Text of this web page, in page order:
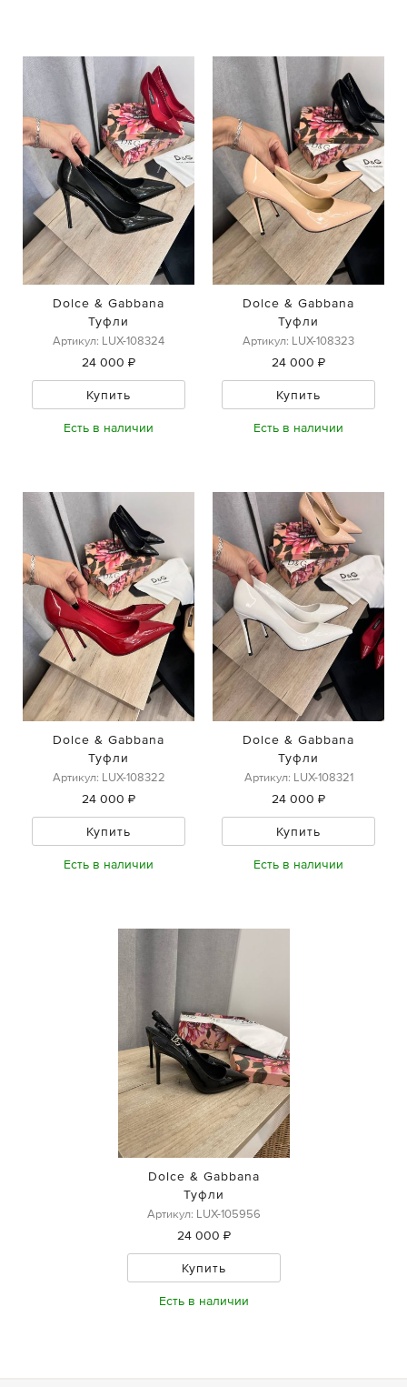
Dolce & Gabbana
Туфли
Артикул: LUX-108324
24 000 ₽
Купить
Есть в наличии
Dolce & Gabbana
Туфли
Артикул: LUX-108323
24 000 ₽
Купить
Есть в наличии
Dolce & Gabbana
Туфли
Артикул: LUX-108322
24 000 ₽
Купить
Есть в наличии
Dolce & Gabbana
Туфли
Артикул: LUX-108321
24 000 ₽
Купить
Есть в наличии
Dolce & Gabbana
Туфли
Артикул: LUX-105956
24 000 ₽
Купить
Есть в наличии